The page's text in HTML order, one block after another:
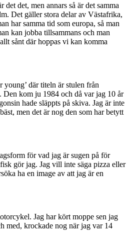
det, men annars så är det samma
Det gäller stora delar av Västafrika,
har samma tid som europa, så man
kan jobba tillsammans och man
sånt där hoppas vi kan komma
young’ där titeln är stulen från
Den kom ju 1984 och då var jag 10 år
hade släppts på skiva. Jag är inte
men det är nog den som har betytt
för vad jag är sugen på för
gör jag. Jag vill inte säga pizza eller
ha en image av att jag är en
Jag har kört moppe sen jag
med, krockade nog när jag var 14